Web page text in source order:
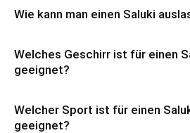
Wie kann man einen Saluki
Welches Geschirr ist für einen
geeignet?
Welcher Sport ist für einen
geeignet?